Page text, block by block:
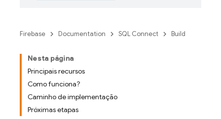
Firebase Documentation SQL Connect Build
Nesta página
Principais recursos
Como funciona?
Caminho de implementação
Próximas etapas